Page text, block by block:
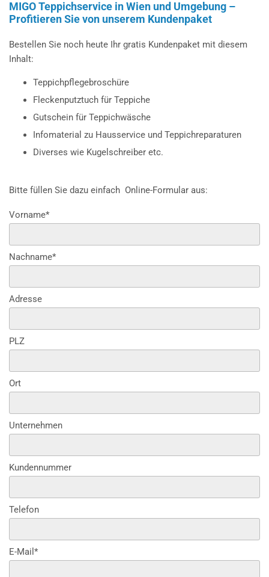
MIGO Teppichservice in Wien und Umgebung –
Profitieren Sie von unserem Kundenpaket
Bestellen Sie noch heute Ihr gratis Kundenpaket mit diesem
Inhalt:
Teppichpflegebroschüre
Fleckenputztuch für Teppiche
Gutschein für Teppichwäsche
Infomaterial zu Hausservice und Teppichreparaturen
Diverses wie Kugelschreiber etc.
Bitte füllen Sie dazu einfach Online-Formular aus:
Vorname*
Nachname*
Adresse
PLZ
Ort
Unternehmen
Kundennummer
Telefon
E-Mail*